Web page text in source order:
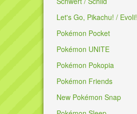
Let's Go, Pikachu! / Evoli!
Pokémon Pocket
Pokémon UNITE
Pokémon Pokopia
Pokémon Friends
New Pokémon Snap